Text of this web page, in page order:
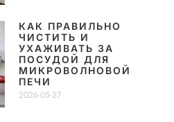
КАК ПРАВИЛЬНО
ЧИСТИТЬ И
УХАЖИВАТЬ ЗА
ПОСУДОЙ ДЛЯ
МИКРОВОЛНОВОЙ
ПЕЧИ
2026-05-27